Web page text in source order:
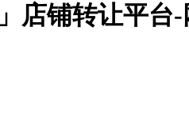
店铺转让平台